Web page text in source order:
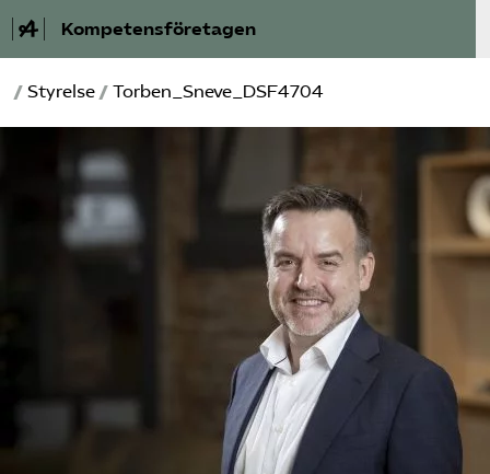
Kompetensföretagen
Aktuellt
A-Ö
Auktorisation
/ Styrelse / Torben_Sneve_DSF4704